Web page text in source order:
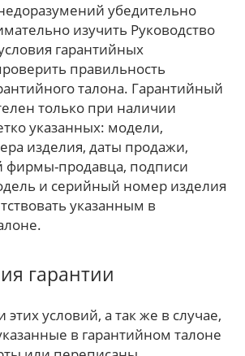
убедительно
изучить Руководство
гарантийных
правильность
талона. Гарантийный
только при наличии
указанных: модели,
изделия, даты продажи,
фирмы-продавца, подписи
и серийный номер изделия
указанным в
гарантии
условий, а так же в случае,
в гарантийном талоне